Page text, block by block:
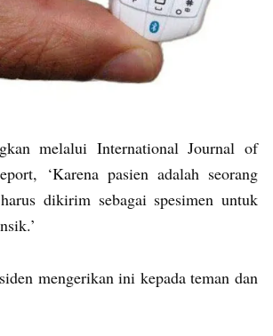
melalui International Journal of
‘Karena pasien adalah seorang
dikirim sebagai spesimen untuk
mengerikan ini kepada teman dan